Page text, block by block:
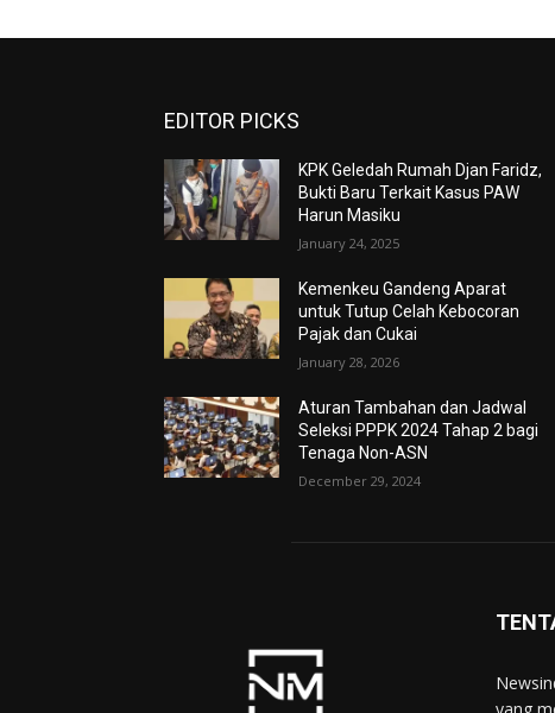
EDITOR PICKS
KPK Geledah Rumah Djan Faridz,
Bukti Baru Terkait Kasus PAW
Harun Masiku
January 24, 2025
Kemenkeu Gandeng Aparat
untuk Tutup Celah Kebocoran
Pajak dan Cukai
January 28, 2026
Aturan Tambahan dan Jadwal
Seleksi PPPK 2024 Tahap 2 bagi
Tenaga Non-ASN
December 29, 2024